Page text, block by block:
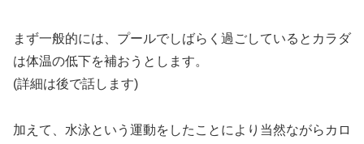
まず一般的には、プールでしばらく過ごしているとカラダ
は体温の低下を補おうとします。
(詳細は後で話します)
加えて、水泳という運動をしたことにより当然ながらカロ